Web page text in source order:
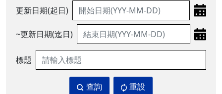
更新日期(起日)
~更新日期(迄日)
標題
查詢 重設